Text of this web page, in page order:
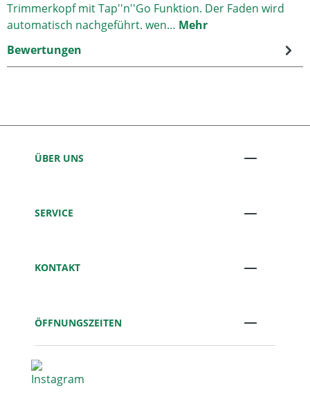
Trimmerkopf mit Tap''n''Go Funktion. Der Faden wird
automatisch nachgeführt. wen… Mehr
Bewertungen
ÜBER UNS
SERVICE
KONTAKT
ÖFFNUNGSZEITEN